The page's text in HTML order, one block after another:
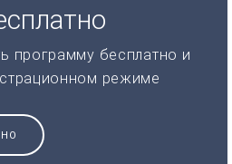
программу бесплатно и
режиме